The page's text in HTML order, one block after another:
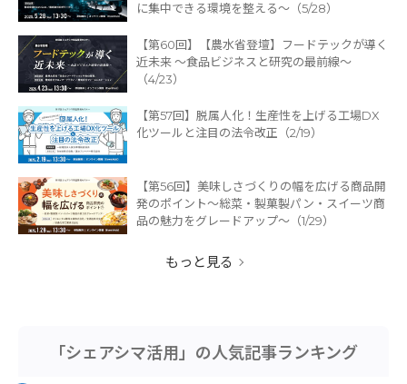
に集中できる環境を整える～（5/28）
【第60回】【農水省登壇】フードテックが導く
近未来 ～食品ビジネスと研究の最前線～
（4/23）
【第57回】脱属人化！生産性を上げる工場DX
化ツールと注目の法令改正（2/19）
【第56回】美味しさづくりの幅を広げる商品開
発のポイント～総菜・製菓製パン・スイーツ商
品の魅力をグレードアップ～（1/29）
もっと見る
「シェアシマ活用」の人気記事ランキング